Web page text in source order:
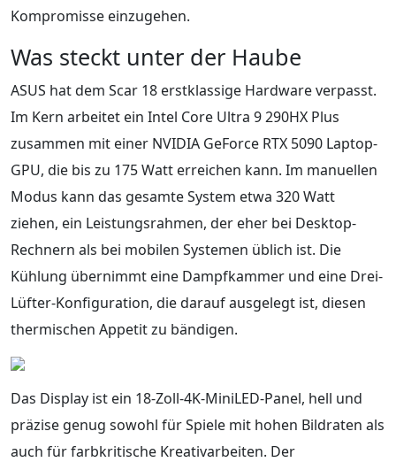
Kompromisse einzugehen.
Was steckt unter der Haube
ASUS hat dem Scar 18 erstklassige Hardware verpasst.
Im Kern arbeitet ein Intel Core Ultra 9 290HX Plus
zusammen mit einer NVIDIA GeForce RTX 5090 Laptop-
GPU, die bis zu 175 Watt erreichen kann. Im manuellen
Modus kann das gesamte System etwa 320 Watt
ziehen, ein Leistungsrahmen, der eher bei Desktop-
Rechnern als bei mobilen Systemen üblich ist. Die
Kühlung übernimmt eine Dampfkammer und eine Drei-
Lüfter-Konfiguration, die darauf ausgelegt ist, diesen
thermischen Appetit zu bändigen.
Das Display ist ein 18-Zoll-4K-MiniLED-Panel, hell und
präzise genug sowohl für Spiele mit hohen Bildraten als
auch für farbkritische Kreativarbeiten. Der